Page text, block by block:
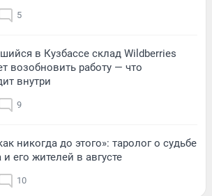
5
в Кузбассе склад Wildberries
возобновить работу — что
внутри
9
никогда до этого»: таролог о судьбе
и его жителей в августе
10